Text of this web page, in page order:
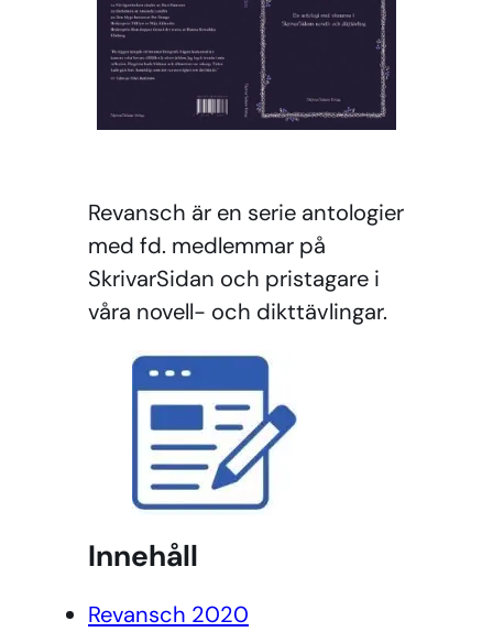
Revansch är en serie antologier
med fd. medlemmar på
SkrivarSidan och pristagare i
våra novell- och dikttävlingar.
Innehåll
Revansch 2020